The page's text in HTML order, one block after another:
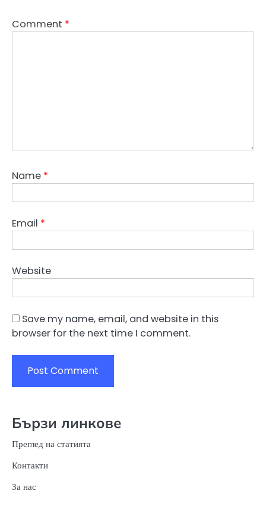
Comment *
Name *
Email *
Website
Save my name, email, and website in this
browser for the next time I comment.
Бързи линкове
Преглед на статията
Контакти
За нас